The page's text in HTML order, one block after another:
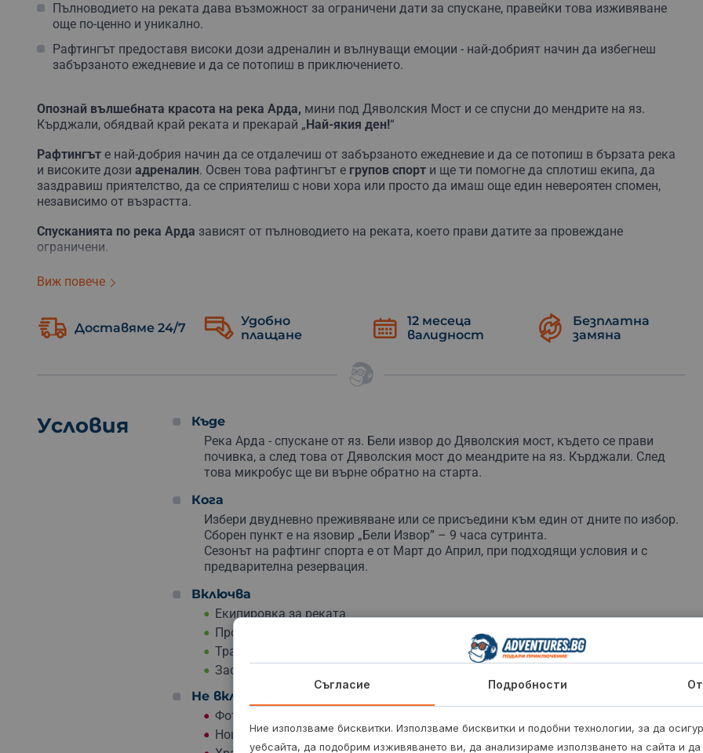
Пълноводието на реката дава възможност за ограничени дати за спускане, правейки това изживяване
още по-ценно и уникално.
Рафтингът предоставя високи дози адреналин и вълнуващи емоции - най-добрият начин да избегнеш
забързаното ежедневие и да се потопиш в приключението.
Опознай вълшебната красота на река Арда, мини под Дяволския Мост и се спусни до мендрите на яз.
Кърджали, обядвай край реката и прекарай „ Най-якия ден!“
Рафтингът е най-добрия начин да се отдалечиш от забързаното ежедневие и да се потопиш в бързата река
и високите дози адреналин. Освен това рафтингът е групов спорт и ще ти помогне да сплотиш екипа, да
заздравиш приятелство, да се сприятелиш с нови хора или просто да имаш още един невероятен спомен,
независимо от възрастта.
Спусканията по река Арда зависят от пълноводието на реката, което прави датите за провеждане
ограничени.
По тази причина изживяването става още по-ценно независимо дали си решил да го подариш на някой или
Приключението включва инструктаж отпрофесионален и сертифициран инструктор, относно
безопасността в лодката и поведение в бързотечащи реки.
Ще трябва да се научиш как се гребе, как се изпълняват команди, как се плува с жилетка и какво може да
и е важно всеки да знае задачите и мястото си в лодката.
Лодката се управлява през инструктора, който стои най-отпред и дава нужните инструкции, а балансът на
рафта се поддържа от синхронното гребане на екипажа.
Виж повече
Доставяме 24/7
Удобно
плащане
12 месеца
валидност
Безплатна
замяна
Условия
Къде
Река Арда - спускане от яз. Бели извор до Дяволския мост, където се прави
почивка, а след това от Дяволския мост до меандрите на яз. Кърджали. След
това микробус ще ви върне обратно на старта.
Кога
Избери двудневно преживяване или се присъедини към един от дните по избор.
Сборен пункт е на язовир „Бели Извор” – 9 часа сутринта.
Сезонът на рафтинг спорта е от Март до Април, при подходящи условия и с
предварителна резервация.
Включва
Екипировка за реката
Професионален инструктор и инструктаж
Транспорт от точката където приключва спускането до началната точка
Застраховка
Не включва
Фото и видео заснемане
Нощувки
Съгласие Подробности
Ние използваме бисквитки. Използваме бисквитки и подобни технологии, за да
уебсайта, да подобрим изживяването ви, да анализираме използването на сайта и